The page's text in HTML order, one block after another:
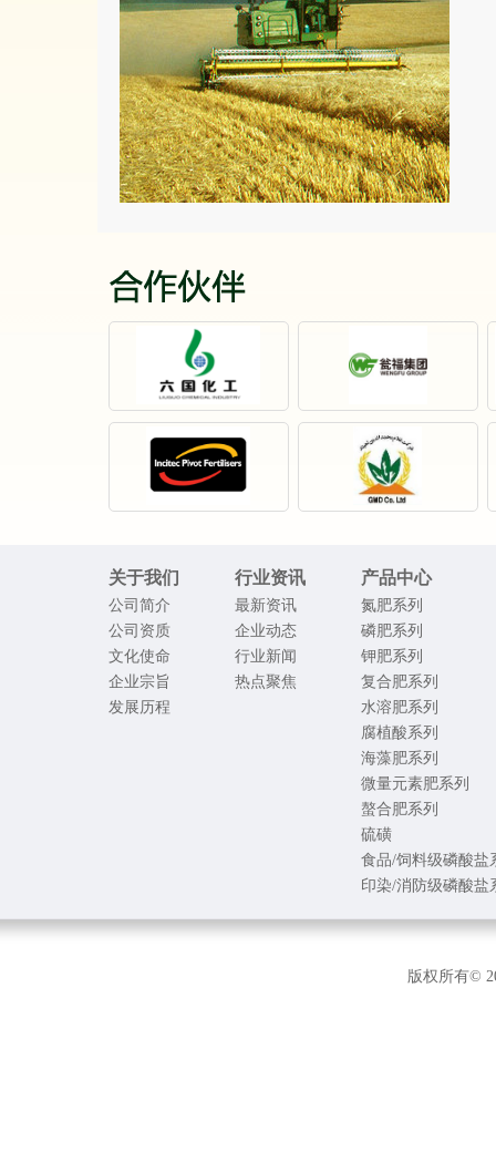
关于我们
公司简介
公司资质
文化使命
企业宗旨
发展历程
行业资讯
最新资讯
企业动态
行业新闻
热点聚焦
产品中心
氮肥系列
磷肥系列
钾肥系列
复合肥系列
水溶肥系列
腐植酸系列
海藻肥系列
微量元素肥系列
螯合肥系列
硫磺
食品/饲料级磷酸盐
印染/消防级磷酸盐
版权所有©